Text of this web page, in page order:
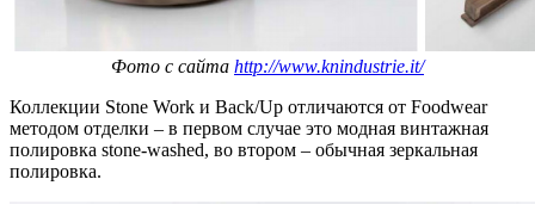
Фото с сайта http://www.knindustrie.it/
Коллекции Stone Work и Back/Up отличаются от Foodwear
методом отделки – в первом случае это модная винтажная
полировка stone-washed, во втором – обычная зеркальная
полировка.